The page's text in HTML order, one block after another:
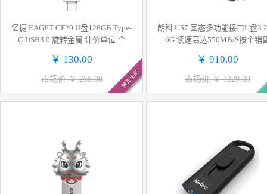
忆捷 EAGET CF20 U盘128GB Type-
C USB3.0 旋转金属 计价单位:个
￥ 130.00
市场价:￥ 258.00 领先未来
朗科 US7 固态多功能接口U盘
6G 读速高达550MB/S按个销
￥ 910.00
市场价:￥ 1229.00